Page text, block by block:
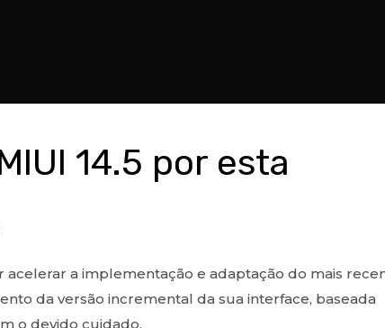
14.5 por esta
a implementação e adaptação do mais
da versão incremental da sua interface, baseada
o devido cuidado.